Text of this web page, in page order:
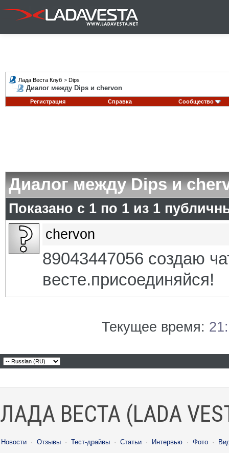
Лада Веста Клуб > Dips
Диалог между Dips и chervon
Регистрация Справка Сообщество
Диалог между Dips и
Показано с 1 по 1 из 1
chervon
89043447056 создаю
весте.присоединяйся!
Текущее время:
ЛАДА ВЕСТА (LADA
Новости · Отзывы · Тест-драйвы · Статьи · Интервью · Фото ·